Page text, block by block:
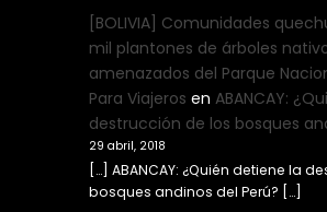
[BOLIVIA] Comunidades
mil plantones de árboles
amenazados del Parque
Para Viajeros en ABANCAY:
destrucción de los bosques
29 abril, 2018
[…] ABANCAY: ¿Quién detiene la
bosques andinos del Perú? […]